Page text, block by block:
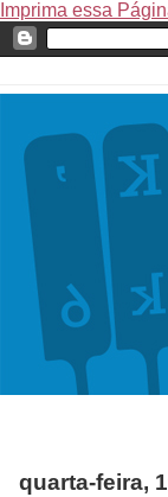
Imprima essa
quarta-feira,